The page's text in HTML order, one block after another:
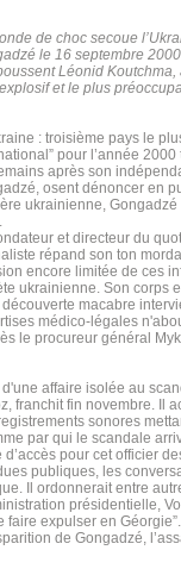
de choc secoue
le 16 septembre
Léonid
et le plus
: troisième pays le
pour l’année
après son
osent dénoncer en
ukrainienne, Gongadzé
et directeur du
répand son ton
encore limitée de ces
ukrainienne. Son corps
découverte macabre
médico-légales
le procureur général
affaire isolée au
franchit fin novembre. Il
sonores
par qui le scandale
d’accès pour cet officier
publiques, les
Il ordonnerait entre
présidentielle,
faire expulser en
de Gongadzé,